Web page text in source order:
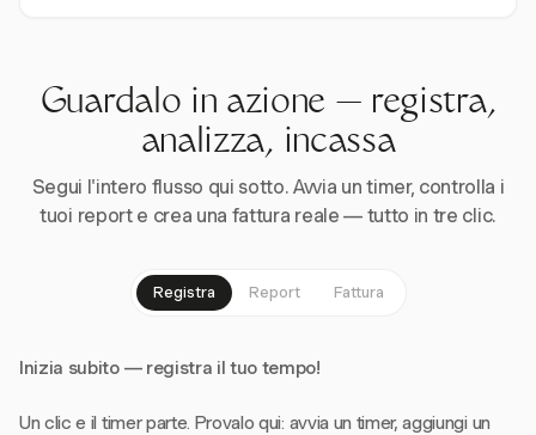
Guardalo in azione — registra,
analizza, incassa
Segui l'intero flusso qui sotto. Avvia un timer, controlla i
tuoi report e crea una fattura reale — tutto in tre clic.
Registra Report Fattura
Inizia subito — registra il tuo tempo!
Un clic e il timer parte. Provalo qui: avvia un timer, aggiungi un